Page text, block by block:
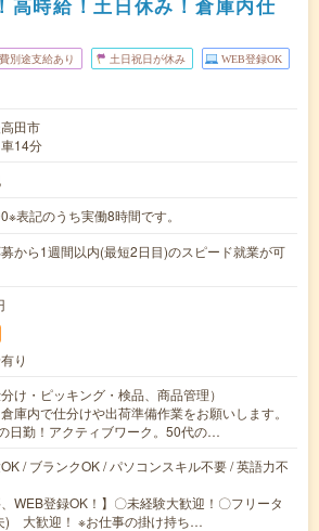
高時給！土日休み！倉庫内仕
別途支給あり 土日祝日が休み WEB登録OK
田市
14分
表記のうち実働8時間です。
から1週間以内(最短2日目)のスピード就業が可
り
け・ピッキング・検品、商品管理）
庫内で仕分けや出荷準備作業をお願いします。
日勤！アクティブワーク。50代の…
/ ブランクOK / パソコンスキル不要 / 英語力不
、WEB登録OK！】〇未経験大歓迎！〇フリータ
) 大歓迎！ ※お仕事の掛け持ち…